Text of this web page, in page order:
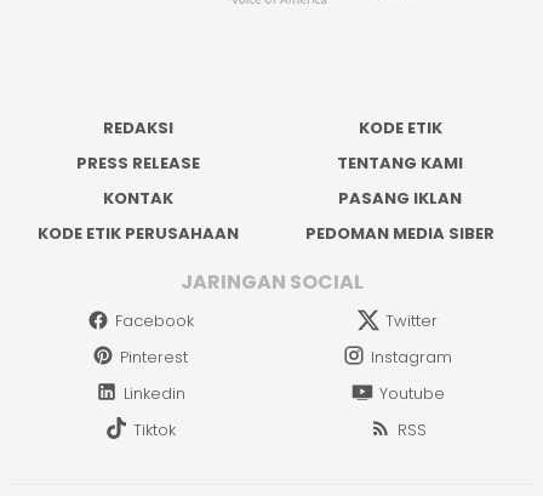
REDAKSI
KODE ETIK
PRESS RELEASE
TENTANG KAMI
KONTAK
PASANG IKLAN
KODE ETIK PERUSAHAAN
PEDOMAN MEDIA SIBER
JARINGAN SOCIAL
Facebook
Twitter
Pinterest
Instagram
Linkedin
Youtube
Tiktok
RSS